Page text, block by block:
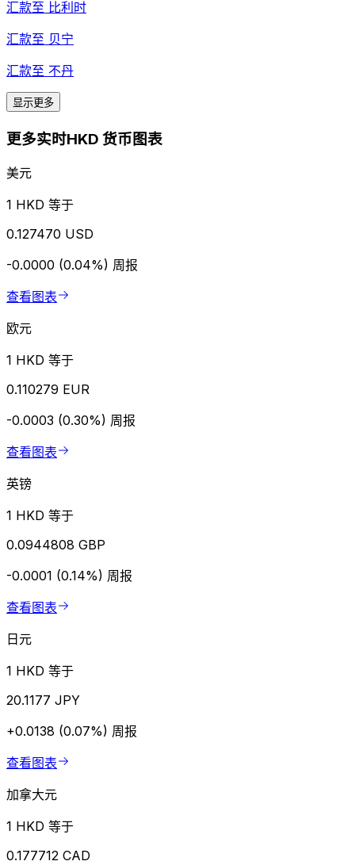
汇款至 比利时
汇款至 贝宁
汇款至 不丹
显示更多
更多实时HKD 货币图表
美元
1 HKD 等于
0.127470 USD
-0.0000 (0.04%) 周报
查看图表
欧元
1 HKD 等于
0.110279 EUR
-0.0003 (0.30%) 周报
查看图表
英镑
1 HKD 等于
0.0944808 GBP
-0.0001 (0.14%) 周报
查看图表
日元
1 HKD 等于
20.1177 JPY
+0.0138 (0.07%) 周报
查看图表
加拿大元
1 HKD 等于
0.177712 CAD